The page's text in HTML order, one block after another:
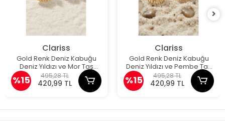
Clariss
Gold Renk Deniz Kabuğu
Deniz Yıldızı ve Mor Taş
Detaylı Küpe
%15 495,28 TL
420,99 TL
Clariss
Gold Renk Deniz Kabuğu
Deniz Yıldızı ve Pembe Taş
Detaylı Küpe
%15 495,28 TL
420,99 TL